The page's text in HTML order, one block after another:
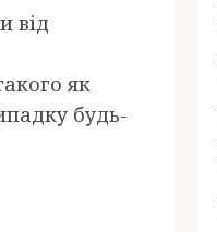
від
як
будь-